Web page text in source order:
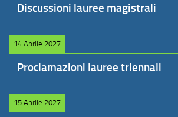
Discussioni lauree magistrali
14 Aprile 2027
Proclamazioni lauree triennali
15 Aprile 2027